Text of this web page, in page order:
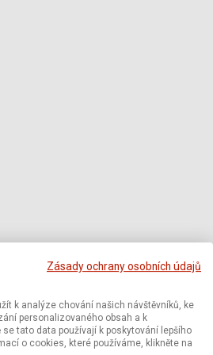
Zásady ochrany osobních údajů
k analýze chování našich návštěvníků, ke
personalizovaného obsah a k
tato data používají k poskytování lepšího
o cookies, které používáme, klikněte na